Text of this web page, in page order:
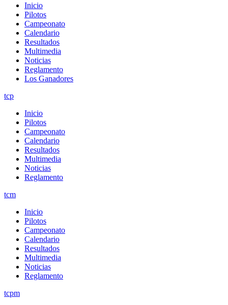
Inicio
Pilotos
Campeonato
Calendario
Resultados
Multimedia
Noticias
Reglamento
Los Ganadores
tcp
Inicio
Pilotos
Campeonato
Calendario
Resultados
Multimedia
Noticias
Reglamento
tcm
Inicio
Pilotos
Campeonato
Calendario
Resultados
Multimedia
Noticias
Reglamento
tcpm